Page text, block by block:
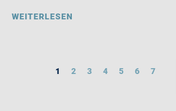
WEITERLESEN
1 2 3 4 5 6 7